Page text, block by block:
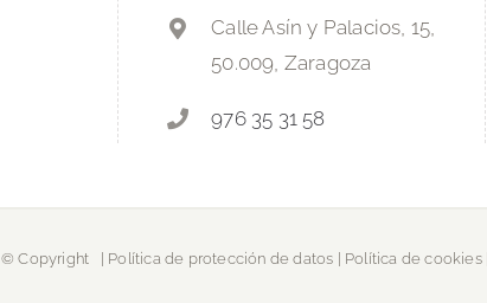
Calle Asín y Palacios, 15,
50.009, Zaragoza
976 35 31 58
© Copyright Política de protección de datos Política de cookies|